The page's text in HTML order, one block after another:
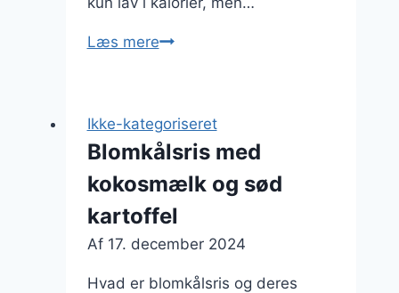
Læs mereBlomkålsris
alternativ
til
pasta
Ikke-kategoriseret
Blomkålsris med
kokosmælk og sød
kartoffel
Af 17. december 2024
Hvad er blomkålsris og deres